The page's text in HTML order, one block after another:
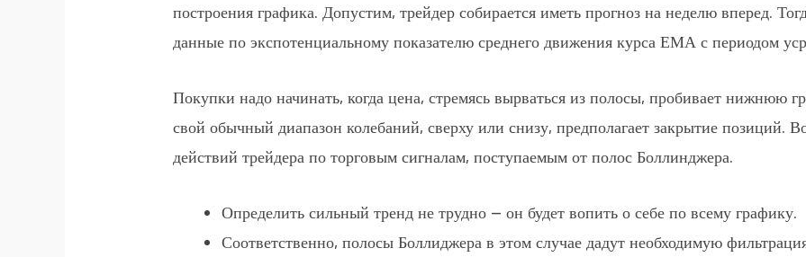
построения графика. Допустим, трейдер собирается иметь прогноз на неделю вперед.
данные по экспотенциальному показателю среднего движения курса ЕМА с периодом
Покупки надо начинать, когда цена, стремясь вырваться из полосы, пробивает нижнюю
свой обычный диапазон колебаний, сверху или снизу, предполагает закрытие позиций.
действий трейдера по торговым сигналам, поступаемым от полос Боллинджера.
Определить сильный тренд не трудно — он будет вопить о себе по всему графику.
Соответственно, полосы Боллиджера в этом случае дадут необходимую